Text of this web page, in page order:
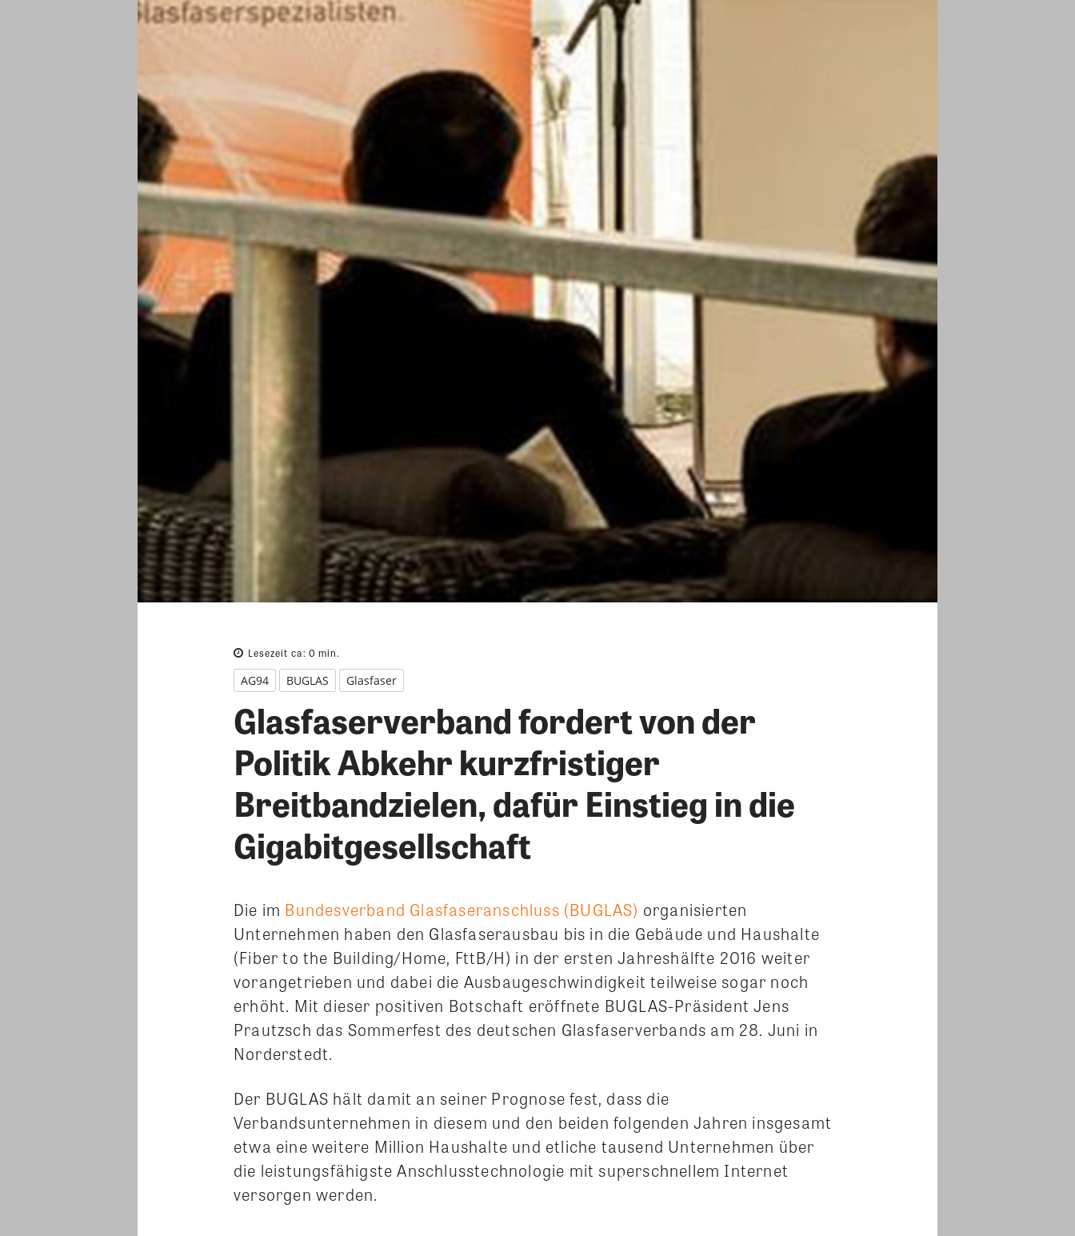
Lesezeit ca: 0 min.
AG94 BUGLAS Glasfaser
Glasfaserverband fordert von der
Politik Abkehr kurzfristiger
Breitbandzielen, dafür Einstieg in die
Gigabitgesellschaft
Die im Bundesverband Glasfaseranschluss (BUGLAS) organisierten
Unternehmen haben den Glasfaserausbau bis in die Gebäude und Haushalte
(Fiber to the Building/Home, FttB/H) in der ersten Jahreshälfte 2016 weiter
vorangetrieben und dabei die Ausbaugeschwindigkeit teilweise sogar noch
erhöht. Mit dieser positiven Botschaft eröffnete BUGLAS-Präsident Jens
Prautzsch das Sommerfest des deutschen Glasfaserverbands am 28. Juni in
Norderstedt.
Der BUGLAS hält damit an seiner Prognose fest, dass die
Verbandsunternehmen in diesem und den beiden folgenden Jahren insgesamt
etwa eine weitere Million Haushalte und etliche tausend Unternehmen über
die leistungsfähigste Anschlusstechnologie mit superschnellem Internet
versorgen werden.